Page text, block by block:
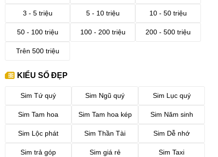
3 - 5 triệu 5 - 10 triệu 10 - 50 triệu
50 - 100 triệu 100 - 200 triệu 200 - 500 triệu
Trên 500 triệu
KIỂU SỐ ĐẸP
Sim Tứ quý Sim Ngũ quý Sim Lục quý
Sim Tam hoa Sim Tam hoa kép Sim Năm sinh
Sim Lộc phát Sim Thần Tài Sim Dễ nhớ
Sim trả góp Sim giá rẻ Sim Taxi